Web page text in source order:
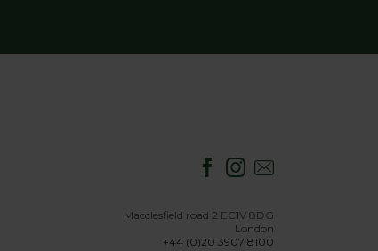
Macclesfield road 2 EC1V 8DG
London
+44 (0)20 3907 8100